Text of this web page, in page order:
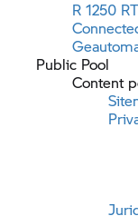
R 1250 RT
Public Pool
Content